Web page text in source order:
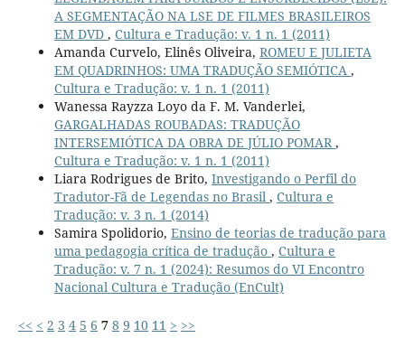
A SEGMENTAÇÃO NA LSE DE FILMES BRASILEIROS
EM DVD , Cultura e Tradução: v. 1 n. 1 (2011)
Amanda Curvelo, Elinês Oliveira, ROMEU E JULIETA
EM QUADRINHOS: UMA TRADUÇÃO SEMIÓTICA ,
Cultura e Tradução: v. 1 n. 1 (2011)
Wanessa Rayzza Loyo da F. M. Vanderlei,
GARGALHADAS ROUBADAS: TRADUÇÃO
INTERSEMIÓTICA DA OBRA DE JÚLIO POMAR,
Cultura e Tradução: v. 1 n. 1 (2011)
Liara Rodrigues de Brito, Investigando o Perfil do
Tradutor-Fã de Legendas no Brasil , Cultura e
Tradução: v. 3 n. 1 (2014)
Samira Spolidorio, Ensino de teorias de tradução para
uma pedagogia crítica de tradução , Cultura e
Tradução: v. 7 n. 1 (2024): Resumos do VI Encontro
Nacional Cultura e Tradução (EnCult)
<< < 2 3 4 5 6 7 8 9 10 11 > >>